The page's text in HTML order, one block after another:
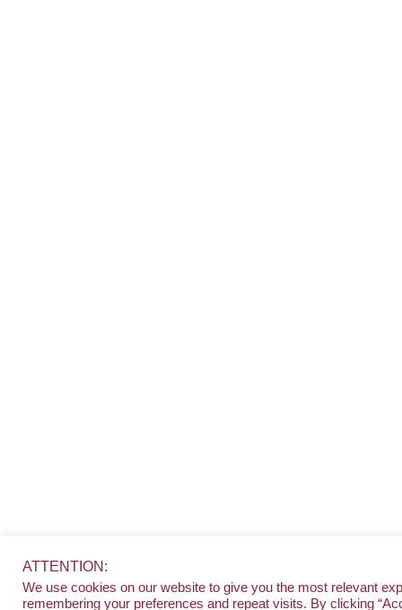
ATTENTION:
We use cookies on our website to give you the most relevant
remembering your preferences and repeat visits. By clicking